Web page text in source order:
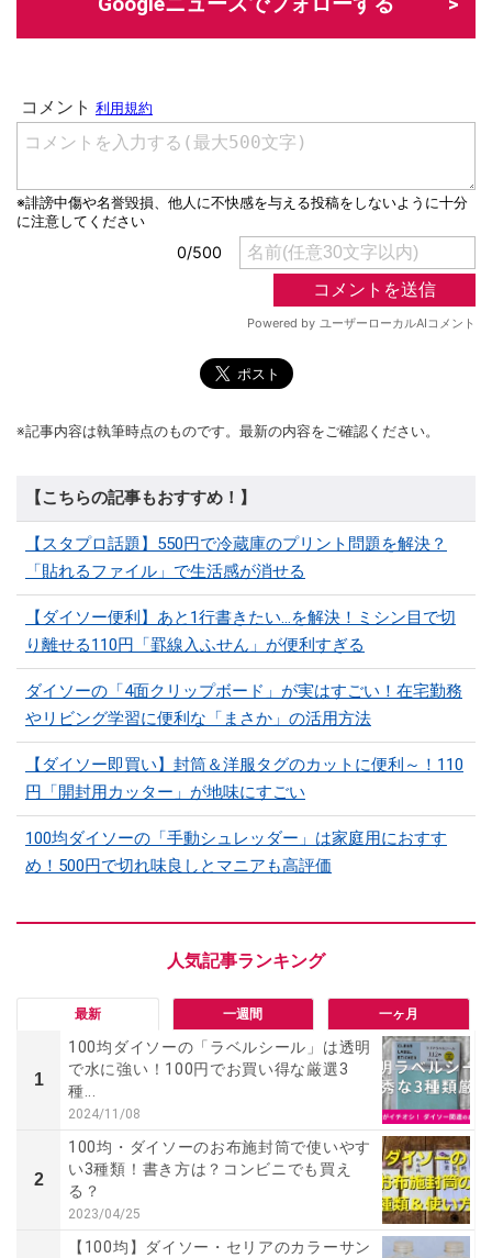
※記事内容は執筆時点のものです。最新の内容をご確認ください。
【こちらの記事もおすすめ！】
【スタプロ話題】550円で冷蔵庫のプリント問題を解決？
「貼れるファイル」で生活感が消せる
【ダイソー便利】あと1行書きたい…を解決！ミシン目で切
り離せる110円「罫線入ふせん」が便利すぎる
ダイソーの「4面クリップボード」が実はすごい！在宅勤務
やリビング学習に便利な「まさか」の活用方法
【ダイソー即買い】封筒＆洋服タグのカットに便利～！110
円「開封用カッター」が地味にすごい
100均ダイソーの「手動シュレッダー」は家庭用におすす
め！500円で切れ味良しとマニアも高評価
最新 一週間 一ヶ月
1
100均ダイソーの「ラベルシール」は透明
で水に強い！100円でお買い得な厳選3
種...
2024/11/08
2
100均・ダイソーのお布施封筒で使いやす
い3種類！書き方は？コンビニでも買え
る？
2023/04/25
【100均】ダイソー・セリアのカラーサン